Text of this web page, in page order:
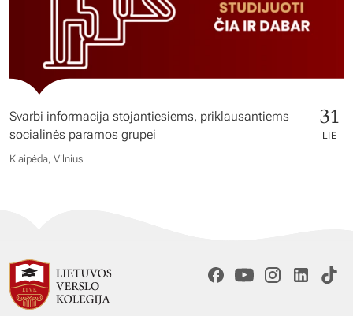
Svarbi informacija stojantiesiems, priklausantiems
socialinės paramos grupei
31
LIE
Klaipėda, Vilnius